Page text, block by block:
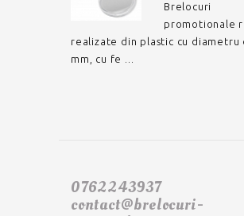
Brelocuri
promotionale
realizate din plastic cu diametru
mm, cu fe ...
0762243937
contact@brelocuri-